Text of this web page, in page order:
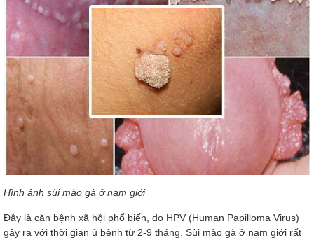
Hình ảnh sùi mào gà ở nam giới
Đây là căn bệnh xã hội phổ biến, do HPV (Human Papilloma Virus)
gây ra với thời gian ủ bệnh từ 2-9 tháng. Sùi mào gà ở nam giới rất